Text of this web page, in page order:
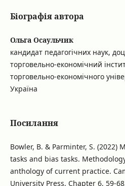
Біографія автора
Ольга Осаульчик
кандидат педагогічних наук,
торговельно-економічний
торговельно-економічного
Україна
Посилання
Bowler, B. & Parminter, S. (2022)
tasks and bias tasks.
anthology of current practice.
University Press, Chapter 6, 59-